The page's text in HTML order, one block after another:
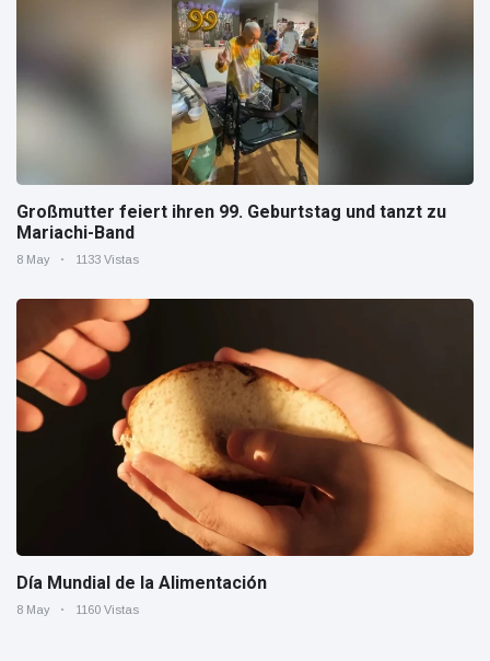
Großmutter feiert ihren 99. Geburtstag und tanzt zu
Mariachi-Band
8 May 1133 Vistas
Día Mundial de la Alimentación
8 May 1160 Vistas